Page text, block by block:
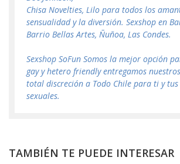
Chisa Novelties, Lilo para todos los
sensualidad y la diversión. Sexshop en
Barrio Bellas Artes, Ñuñoa, Las Condes.
Sexshop SoFun Somos la mejor opción
gay y hetero friendly entregamos
total discreción a Todo Chile para ti y
sexuales.
TAMBIÉN TE PUEDE INTERESAR